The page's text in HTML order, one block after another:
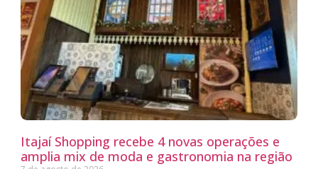
Itajaí Shopping recebe 4 novas operações e
amplia mix de moda e gastronomia na região